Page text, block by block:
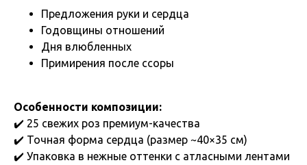
Предложения руки и сердца
Годовщины отношений
Дня влюбленных
Примирения после ссоры
Особенности композиции:
✔️ 25 свежих роз премиум-качества
✔️ Точная форма сердца (размер ~40×35 см)
✔️ Упаковка в нежные оттенки с атласными лентами